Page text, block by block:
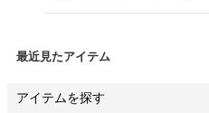
最近見たアイテム
アイテムを探す